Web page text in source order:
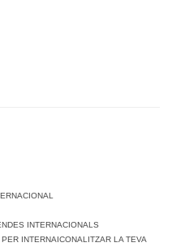
INTERNACIONALS
INTERNAICONALITZAR LA TEVA